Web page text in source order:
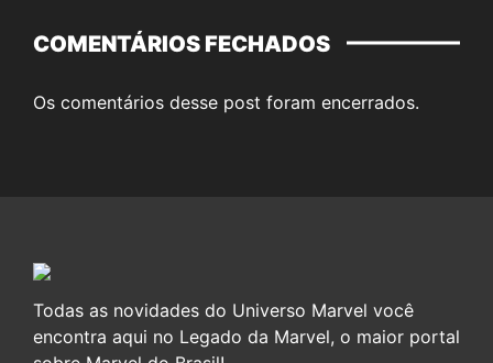
COMENTÁRIOS FECHADOS
Os comentários desse post foram encerrados.
Todas as novidades do Universo Marvel você
encontra aqui no Legado da Marvel, o maior portal